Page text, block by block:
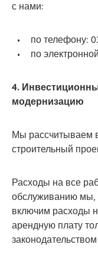
с нами:
по телефону:
по
4.
модернизацию
Мы рассчитываем
строительный
Расходы на все
обслуживанию мы,
включим расходы
арендную плату